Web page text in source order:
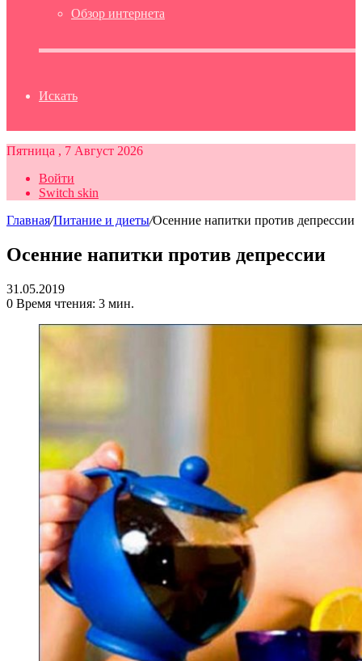
Обзор интернета
Искать
Пятница , 7 Август 2026
Войти
Switch skin
Главная/Питание и диеты/Осенние напитки против депрессии
Осенние напитки против депрессии
31.05.2019
0 Время чтения: 3 мин.